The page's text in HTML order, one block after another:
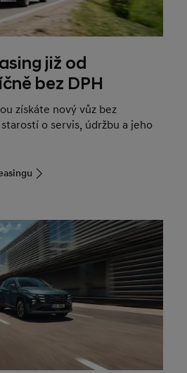
již od
bez DPH
získáte nový vůz bez
o servis, údržbu a jeho